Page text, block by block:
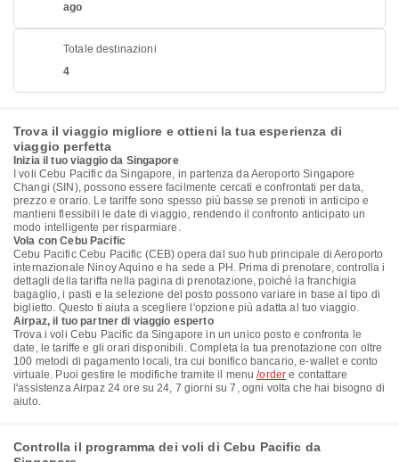
ago
Totale destinazioni
4
Trova il viaggio migliore e ottieni la tua esperienza di
viaggio perfetta
Inizia il tuo viaggio da Singapore
I voli Cebu Pacific da Singapore, in partenza da Aeroporto Singapore
Changi (SIN), possono essere facilmente cercati e confrontati per data,
prezzo e orario. Le tariffe sono spesso più basse se prenoti in anticipo e
mantieni flessibili le date di viaggio, rendendo il confronto anticipato un
modo intelligente per risparmiare.
Vola con Cebu Pacific
Cebu Pacific Cebu Pacific (CEB) opera dal suo hub principale di Aeroporto
internazionale Ninoy Aquino e ha sede a PH. Prima di prenotare, controlla i
dettagli della tariffa nella pagina di prenotazione, poiché la franchigia
bagaglio, i pasti e la selezione del posto possono variare in base al tipo di
biglietto. Questo ti aiuta a scegliere l'opzione più adatta al tuo viaggio.
Airpaz, il tuo partner di viaggio esperto
Trova i voli Cebu Pacific da Singapore in un unico posto e confronta le
date, le tariffe e gli orari disponibili. Completa la tua prenotazione con oltre
100 metodi di pagamento locali, tra cui bonifico bancario, e-wallet e conto
virtuale. Puoi gestire le modifiche tramite il menu/order e contattare
l'assistenza Airpaz 24 ore su 24, 7 giorni su 7, ogni volta che hai bisogno di
aiuto.
Controlla il programma dei voli di Cebu Pacific da